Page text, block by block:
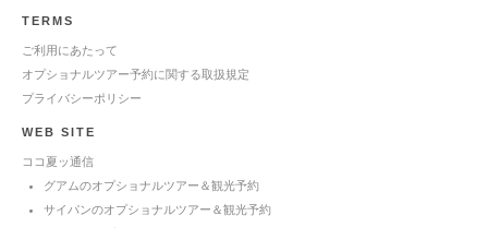
TERMS
ご利用にあたって
オプショナルツアー予約に関する取扱規定
プライバシーポリシー
WEB SITE
ココ夏ッ通信
グアムのオプショナルツアー＆観光予約
サイパンのオプショナルツアー＆観光予約